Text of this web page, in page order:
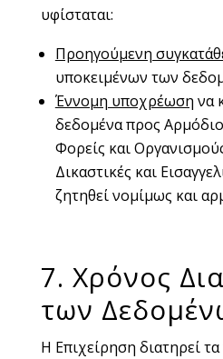
υφίσταται:
Προηγούμενη
υποκειμένων των
Έννομη υποχρέωση να
δεδομένα προς
Φορείς και
Δικαστικές και
ζητηθεί νομίμως και
7. Χρόνος
των
Η Επιχείρηση διατηρεί